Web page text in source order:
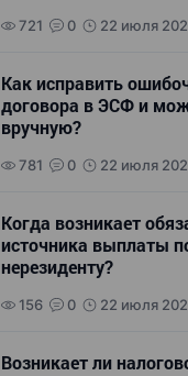
721 0 22 июля
Как исправить
договора в ЭСФ и
вручную?
781 0 22 июля
Когда возникает
источника выплаты
нерезиденту?
156 0 22 июля
Возникает ли